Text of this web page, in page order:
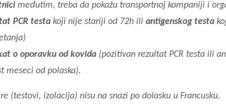
međutim, treba da pokažu transportnoj kompaniji i
PCR testa koji nije stariji od 72h ili antigenskog testa
o oporavku od kovida (pozitivan rezultat PCR testa ili
meseci od polaska).
(testovi, izolacija) nisu na snazi po dolasku u Francusku.